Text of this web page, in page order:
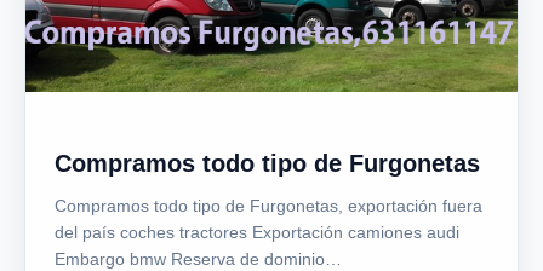
Compramos todo tipo de Furgonetas
Compramos todo tipo de Furgonetas, exportación fuera
del país coches tractores Exportación camiones audi
Embargo bmw Reserva de dominio…